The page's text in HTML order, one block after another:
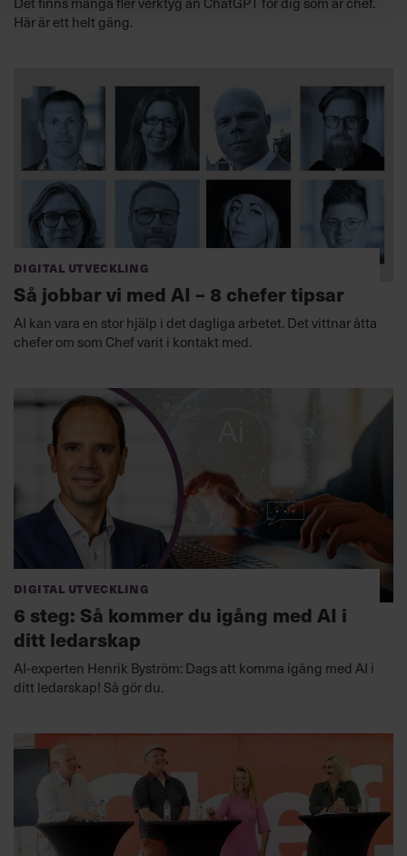
Här är ett helt gäng.
Digital utveckling
Så jobbar vi med AI – 8 chefer tipsar
AI kan vara en stor hjälp i det dagliga arbetet. Det vittnar åtta
chefer om som Chef varit i kontakt med.
Digital utveckling
6 steg: Så kommer du igång med AI i
ditt ledarskap
AI-experten Henrik Byström: Dags att komma igång med AI i
ditt ledarskap! Så gör du.